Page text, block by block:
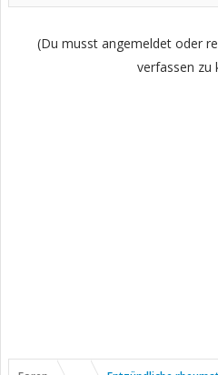
(Du musst angemeldet oder
verfassen zu